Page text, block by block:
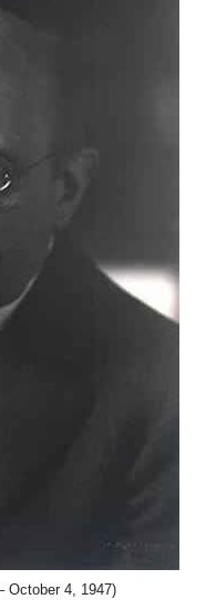
October 4, 1947)